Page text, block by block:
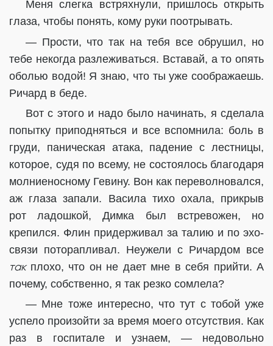
Меня слегка встряхнули, пришлось открыть
глаза, чтобы понять, кому руки поотрывать.
— Прости, что так на тебя все обрушил, но
тебе некогда разлеживаться. Вставай, а то опять
оболью водой! Я знаю, что ты уже соображаешь.
Ричард в беде.
Вот с этого и надо было начинать, я сделала
попытку приподняться и все вспомнила: боль в
груди, паническая атака, падение с лестницы,
которое, судя по всему, не состоялось благодаря
молниеносному Гевину. Вон как переволновался,
аж глаза запали. Васила тихо охала, прикрыв
рот ладошкой, Димка был встревожен, но
крепился. Флин придерживал за талию и по эхо-
связи поторапливал. Неужели с Ричардом все
так плохо, что он не дает мне в себя прийти. А
почему, собственно, я так резко сомлела?
— Мне тоже интересно, что тут с тобой уже
успело произойти за время моего отсутствия. Как
раз в госпитале и узнаем, — недовольно